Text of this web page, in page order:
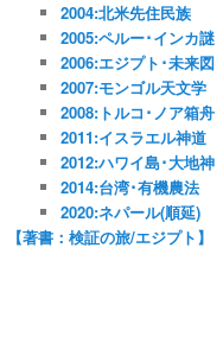
2004:北米先住民族
2005:ペルー･インカ謎
2006:エジプト･未来図
2007:モンゴル天文学
2008:トルコ･ノア箱舟
2011:イスラエル神道
2012:ハワイ島･大地神
2014:台湾･有機農法
2020:ネパール(順延)
【著書：検証の旅/エジプト】